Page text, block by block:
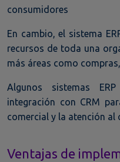
consumidores
En cambio, el sistema
recursos de toda una
más áreas como
Algunos sistemas
integración con CRM
comercial y la atención al
Ventajas de